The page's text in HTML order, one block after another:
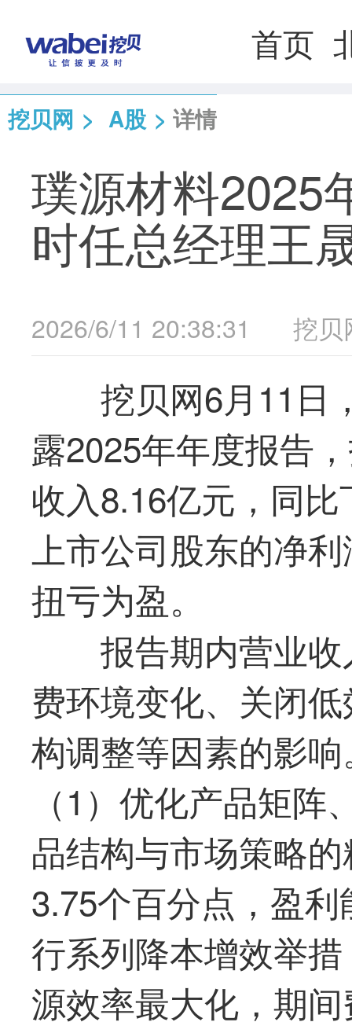
首页
挖贝网 > A股 > 详情
璞源材料2025
时任总经理王
2026/6/11 20:38:31 挖贝
挖贝网6月11日
露2025年年度报告
收入8.16亿元，同
上市公司股东的净
扭亏为盈。
报告期内营业
费环境变化、关闭
构调整等因素的影
（1）优化产品矩
品结构与市场策略
3.75个百分点，盈
行系列降本增效举
源效率最大化，期